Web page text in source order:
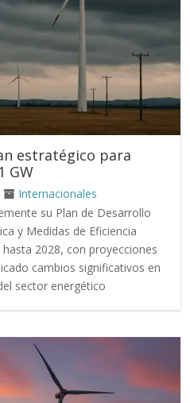
estratégico para
GW
Internacionales
su Plan de Desarrollo
y Medidas de Eficiencia
2028, con proyecciones
cambios significativos en
sector energético